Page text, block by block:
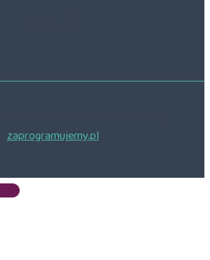
zaprogramujemy.pl